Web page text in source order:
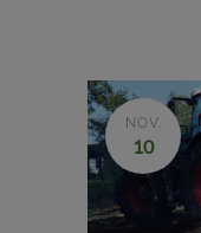
NOV.
10